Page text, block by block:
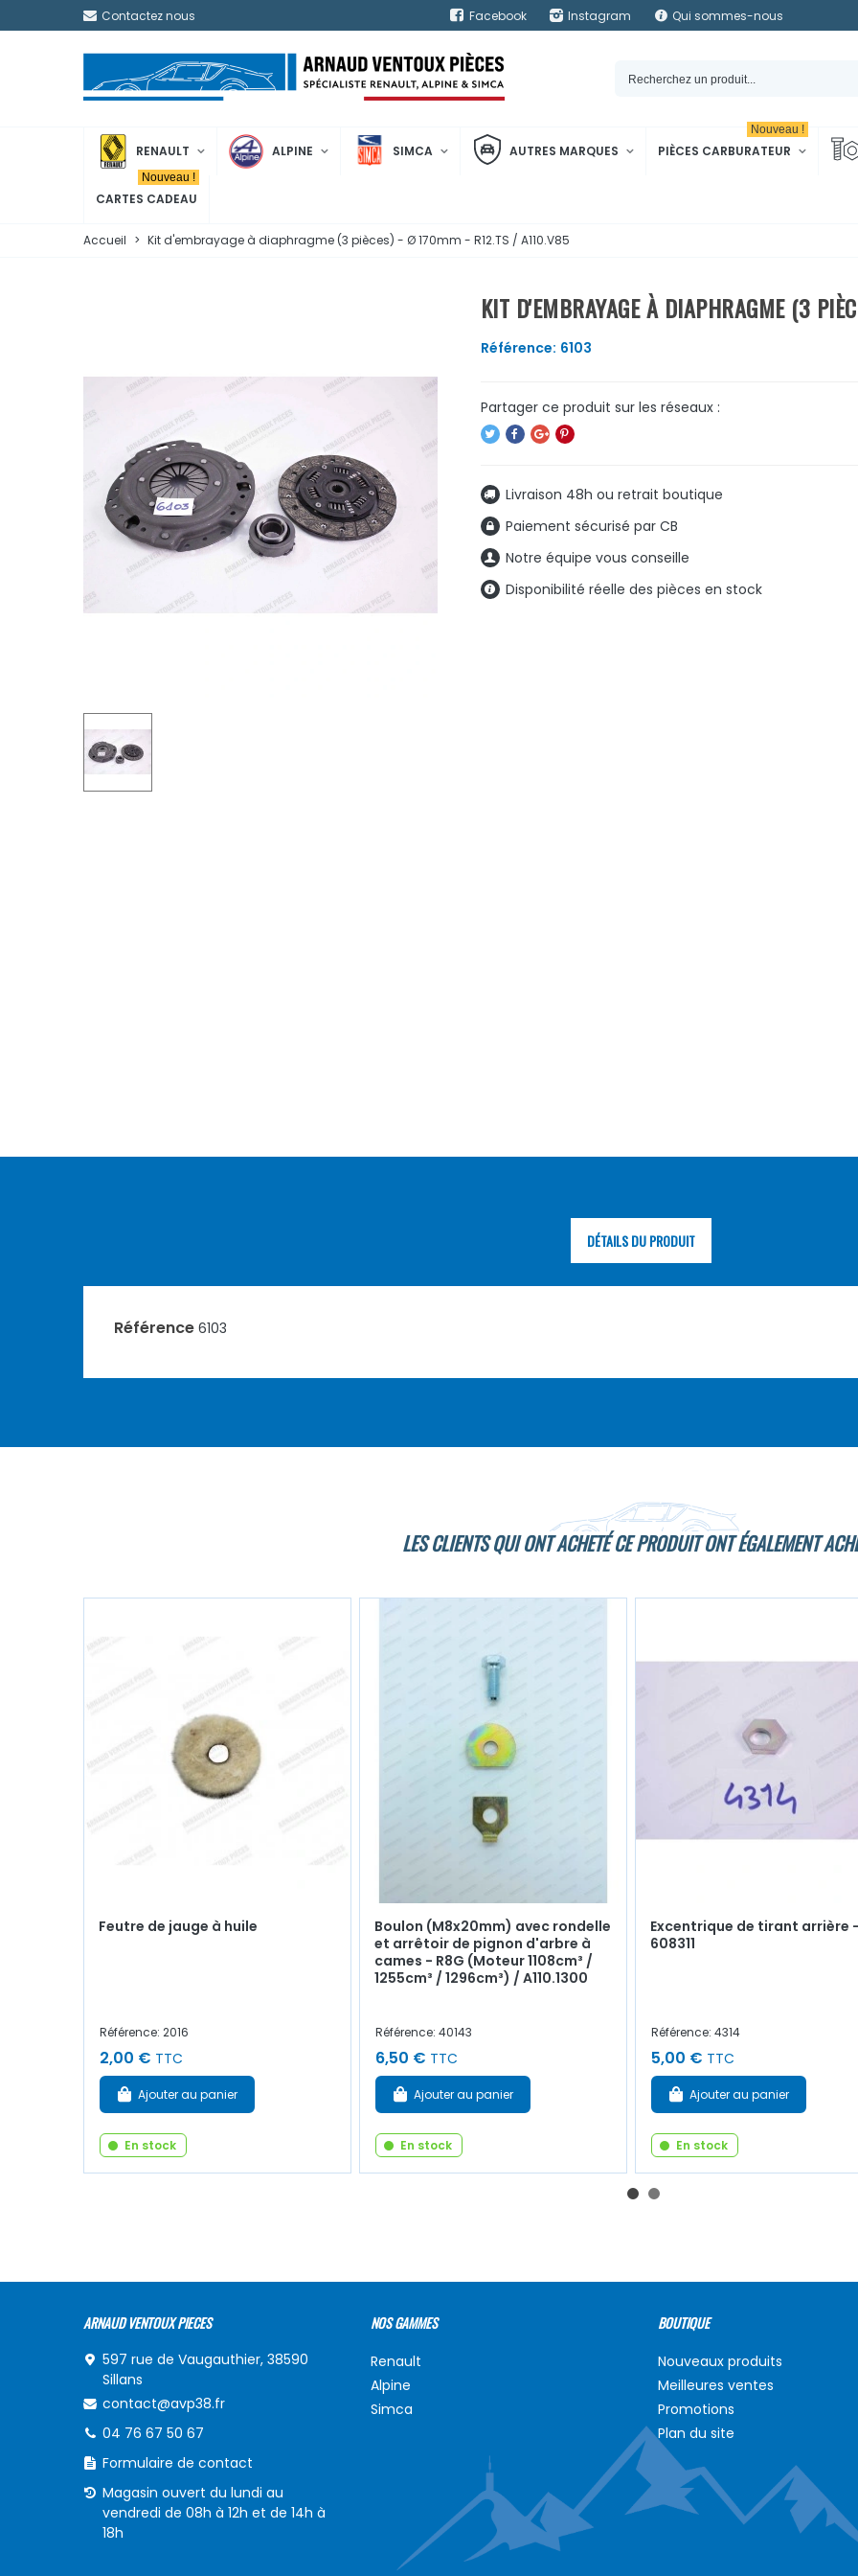
Contactez nous Facebook Instagram Qui sommes-nous
RENAULT ALPINE SIMCA AUTRES MARQUES PIÈCES CARBURATEUR
Nouveau !
CARTES CADEAU
Nouveau !
Accueil > Kit d'embrayage à diaphragme (3 pièces) - Ø 170mm - R12.TS / A110.V85
KIT D'EMBRAYAGE À DIAPHRAGME (3
Référence: 6103
Livraison 48h ou retrait boutique
Paiement sécurisé par CB
Notre équipe vous conseille
Disponibilité réelle des pièces en stock
DÉTAILS DU PRODUIT
Référence 6103
LES CLIENTS QUI ONT ACHETÉ CE PRODUIT ONT ÉGALEMENT
Feutre de jauge à huile
Référence: 2016
2,00 € TTC
Ajouter au panier
En stock
Boulon (M8x20mm) avec rondelle
et arrêtoir de pignon d'arbre à
cames - R8G (Moteur 1108cm³ /
1255cm³ / 1296cm³) / A110.1300
Référence: 40143
6,50 € TTC
Ajouter au panier
En stock
Excentrique de tirant arrière
608311
Référence: 4314
5,00 € TTC
Ajouter au panier
En stock
ARNAUD VENTOUX PIECES
597 rue de Vaugauthier, 38590
Sillans
contact@avp38.fr
04 76 67 50 67
Formulaire de contact
Magasin ouvert du lundi au
vendredi de 08h à 12h et de 14h à
18h
NOS GAMMES
Renault
Alpine
Simca
BOUTIQUE
Nouveaux produits
Meilleures ventes
Promotions
Plan du site